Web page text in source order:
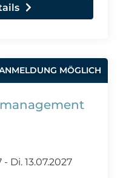
MÖGLICH
- Di. 13.07.2027